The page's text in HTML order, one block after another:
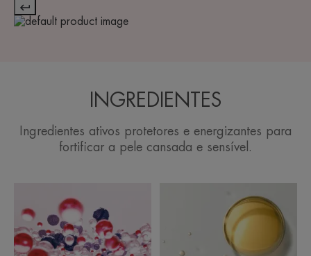
INGREDIENTES
Ingredientes ativos protetores e energizantes para
fortificar a pele cansada e sensível.